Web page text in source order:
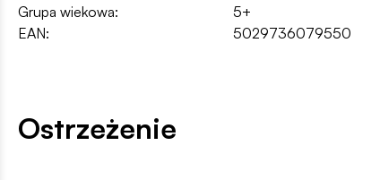
Grupa wiekowa:
5+
EAN:
5029736079550
Ostrzeżenie